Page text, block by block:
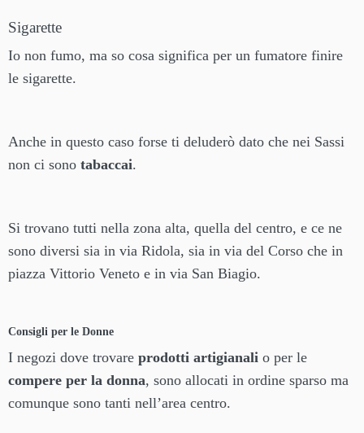
Sigarette
Io non fumo, ma so cosa significa per un fumatore finire
le sigarette.
Anche in questo caso forse ti deluderò dato che nei Sassi
non ci sono tabaccai.
Si trovano tutti nella zona alta, quella del centro, e ce ne
sono diversi sia in via Ridola, sia in via del Corso che in
piazza Vittorio Veneto e in via San Biagio.
Consigli per le Donne
I negozi dove trovare prodotti artigianali o per le
compere per la donna, sono allocati in ordine sparso ma
comunque sono tanti nell’area centro.